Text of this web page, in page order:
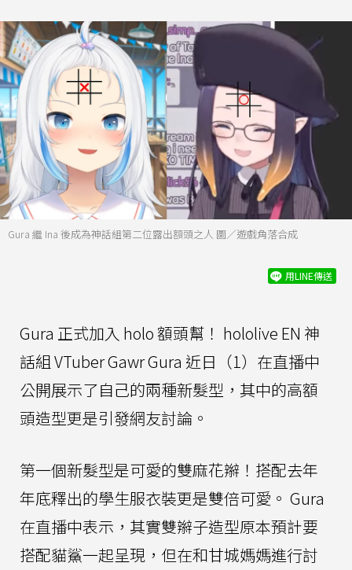
Gura 繼 Ina 後成為神話組第二位露出額頭之人 圖／遊戲角落合成
用LINE傳送
Gura 正式加入 holo 額頭幫！ hololive EN 神
話組 VTuber Gawr Gura 近日（1）在直播中
公開展示了自己的兩種新髮型，其中的高額
頭造型更是引發網友討論。
第一個新髮型是可愛的雙麻花辮！搭配去年
年底釋出的學生服衣裝更是雙倍可愛。 Gura
在直播中表示，其實雙辮子造型原本預計要
搭配貓鯊一起呈現，但在和甘城媽媽進行討